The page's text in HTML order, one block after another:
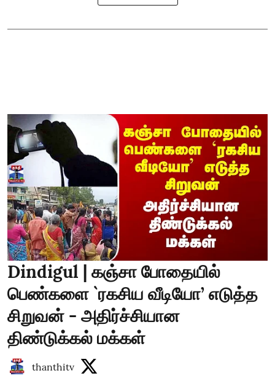
Dindigul | கஞ்சா போதையில்
பெண்களை `ரகசிய வீடியோ’ எடுத்த
சிறுவன் - அதிர்ச்சியான
திண்டுக்கல் மக்கள்
thanthitv